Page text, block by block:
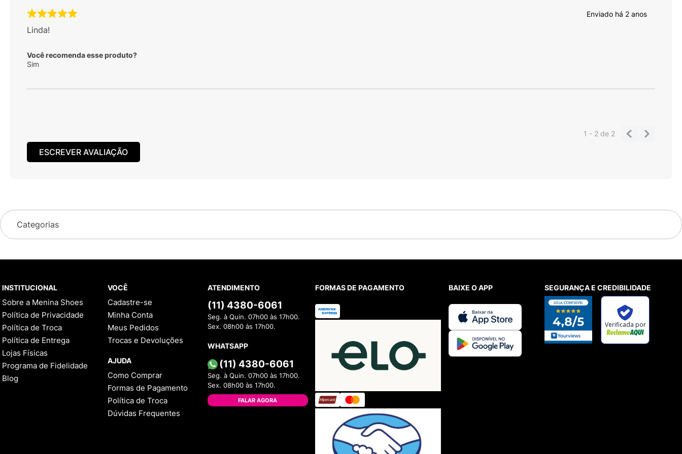
Enviado há 2 anos
Linda!
Você recomenda esse produto?
Sim
1 - 2de 2
ESCREVER AVALIAÇÃO
Categorias
INSTITUCIONAL
Sobre a Menina Shoes
Política de Privacidade
Política de Troca
Política de Entrega
Lojas Físicas
Programa de Fidelidade
Blog
VOCÊ
Cadastre-se
Minha Conta
Meus Pedidos
Trocas e Devoluções
AJUDA
Como Comprar
Formas de Pagamento
Política de Troca
Dúvidas Frequentes
ATENDIMENTO
(11) 4380-6061
Seg. à Quin. 07h00 às 17h00.
Sex. 08h00 às 17h00.
WHATSAPP
(11) 4380-6061
Seg. à Quin. 07h00 às 17h00.
Sex. 08h00 às 17h00.
FALAR AGORA
FORMAS DE PAGAMENTO BAIXE O APP SEGURANÇA E CREDIBILIDADE